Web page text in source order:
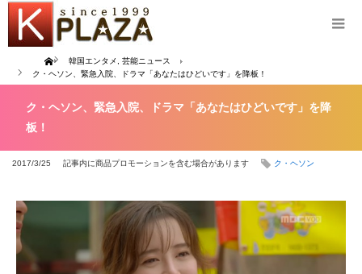
Home 韓国エンタメ
芸能ニュース
ク・ヘソン、緊急入院、ドラマ「あなたはひどいです」を降板！
ク・ヘソン、緊急入院、ドラマ「あなたはひどいです」を降
板！
2017/3/25 記事内に商品プロモーションを含む場合があります ク・ヘソン